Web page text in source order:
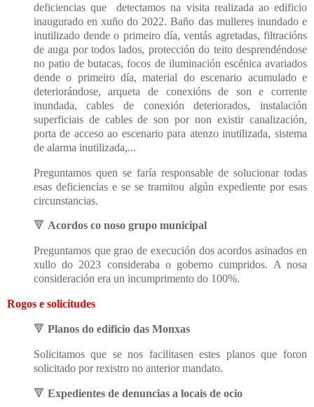
deficiencias que
detectamos na visita realizada ao edificio
inaugurado en xuño do 2022. Baño das mulleres inundado e
inutilizado dende o primeiro día, ventás agretadas, filtracións
de auga por todos lados, protección do teito desprendéndose
no patio de butacas, focos de iluminación escénica avariados
dende o primeiro día, material do escenario acumulado e
deteriorándose, arqueta de conexións de son e corrente
inundada, cables de conexión deteriorados, instalación
superficiais de cables de son por non existir canalización,
porta de acceso ao escenario para atenzo inutilizada, sistema
de alarma inutilizada,...
Preguntamos quen se faría responsable de solucionar todas
esas deficiencias e se se tramitou algún expediente por esas
circunstancias.
🔻 Acordos co noso grupo municipal
Preguntamos que grao de execución dos acordos asinados en
xullo do 2023 consideraba o goberno cumpridos. A nosa
consideración era un incumprimento do 100%.
Rogos e solicitudes
🔻 Planos do edificio das Monxas
Solicitamos que se nos facilitasen estes planos que foron
solicitado por rexistro no anterior mandato.
🔻 Expedientes de denuncias a locais de ocio